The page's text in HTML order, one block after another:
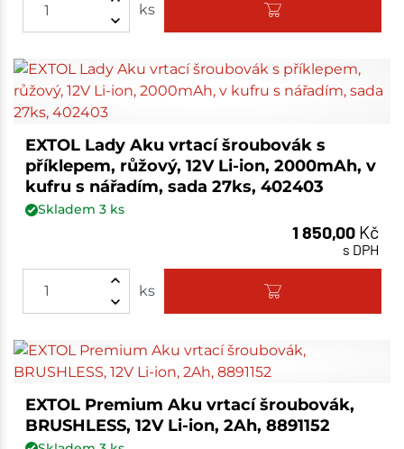
ks
EXTOL Lady Aku vrtací šroubovák s
příklepem, růžový, 12V Li-ion, 2000mAh, v
kufru s nářadím, sada 27ks, 402403
Skladem 3ks
1 850,00 Kč
s DPH
ks
EXTOL Premium Aku vrtací šroubovák,
BRUSHLESS, 12V Li-ion, 2Ah, 8891152